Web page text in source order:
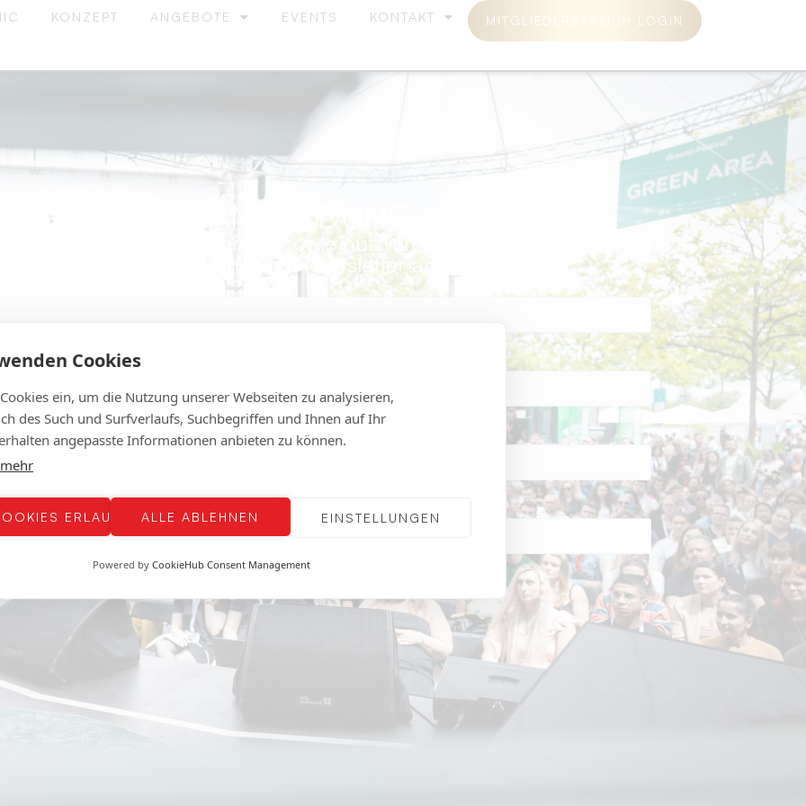
KONZEPT ANGEBOTE EVENTS KONTAKT MITGLIEDERBEREICH LOGIN
NEWSLETTER ANMELDUNG
Events informiert werden sowie nützliche Tipps für deinen Alltag
Dann melde dich für den Newsletter an!
Cookies
ein, um die Nutzung unserer Webseiten zu analysieren,
des Such und Surfverlaufs, Suchbegriffen und Ihnen auf Ihr
angepasste Informationen anbieten zu können.
ERLAUBEN ALLE ABLEHNEN EINSTELLUNGEN
Powered by CookieHub Consent Management